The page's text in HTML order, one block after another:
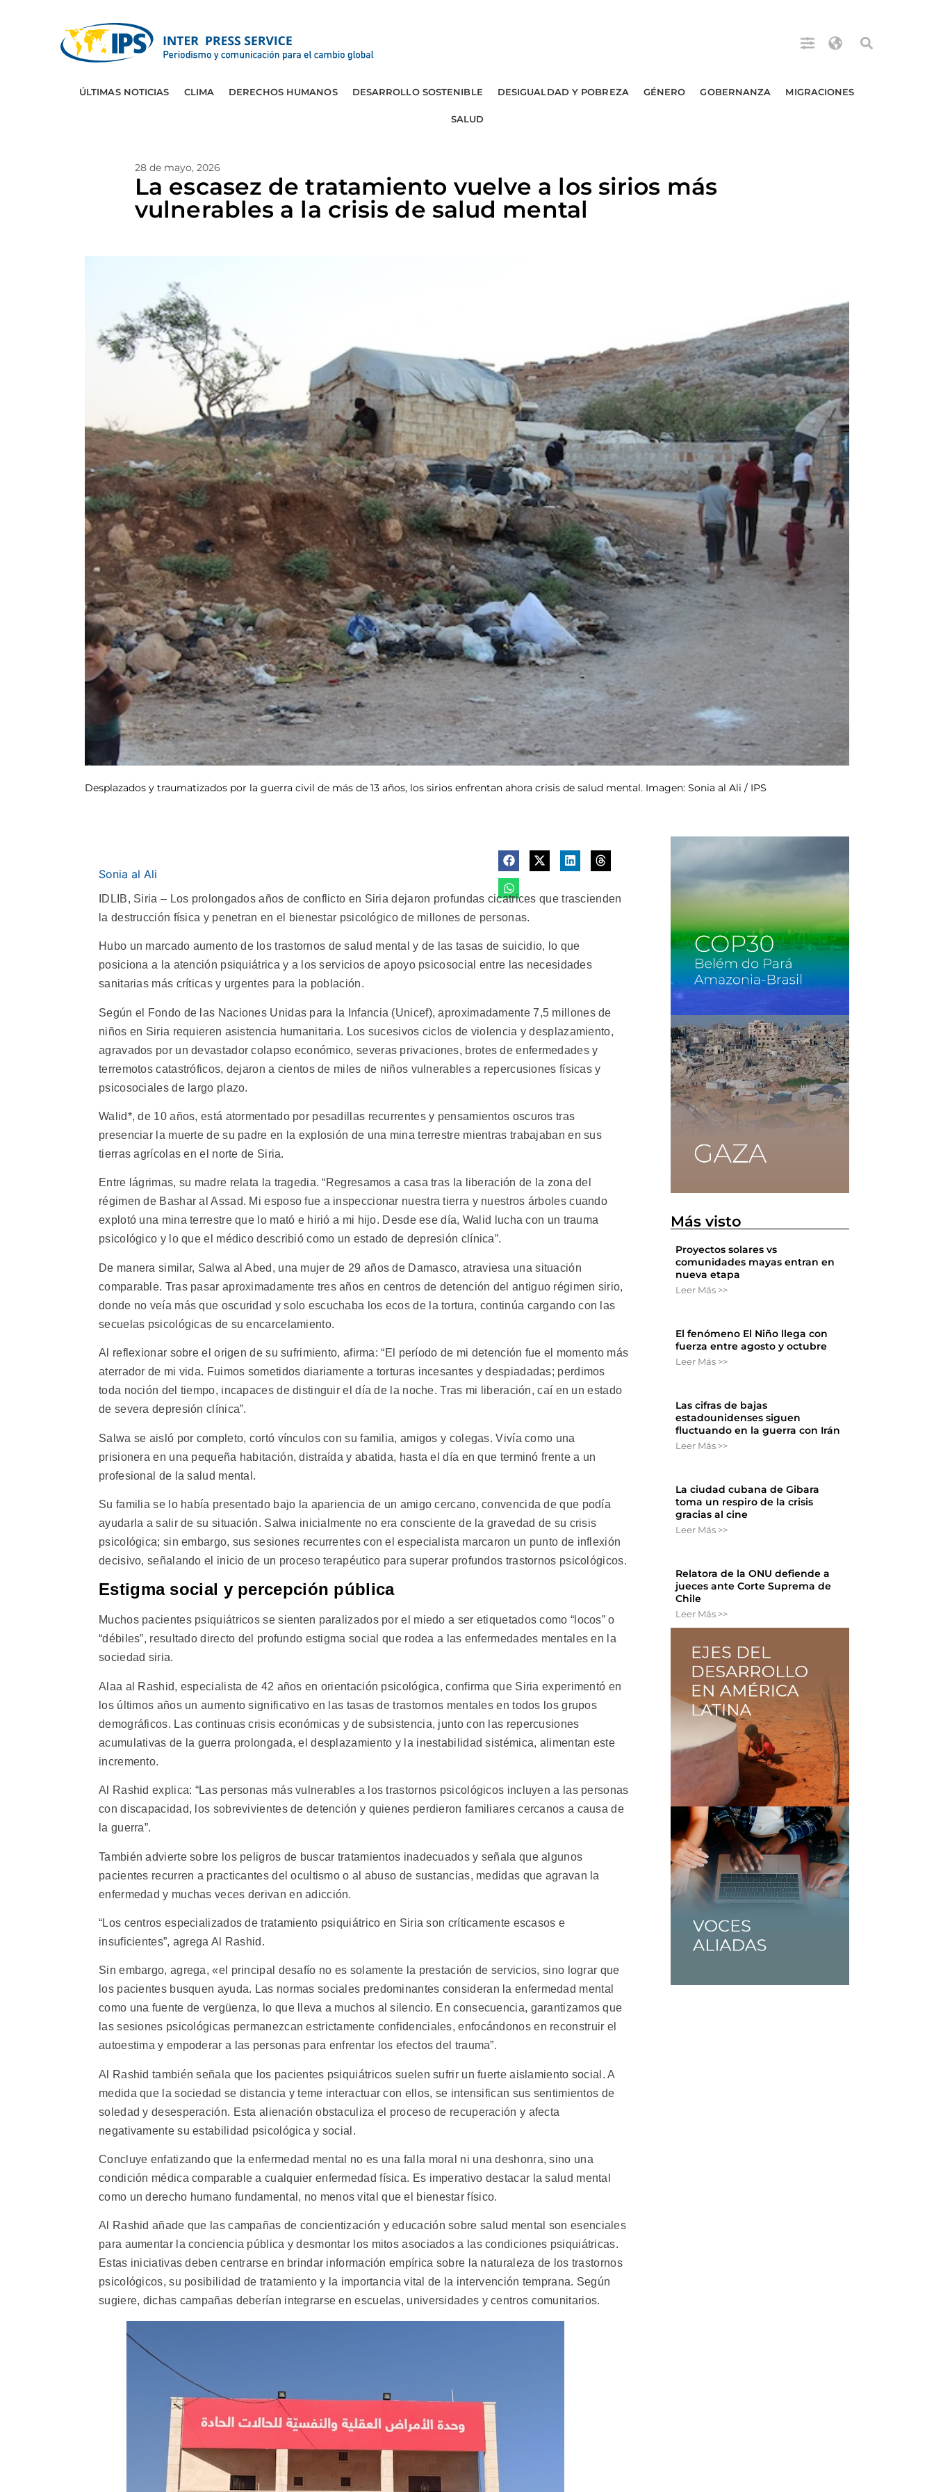
ÚLTIMAS NOTICIAS CLIMA DERECHOS HUMANOS DESARROLLO SOSTENIBLE DESIGUALDAD Y POBREZA GÉNERO GOBERNANZA MIGRACIONES
SALUD
28 de mayo, 2026
La escasez de tratamiento vuelve a los sirios más
vulnerables a la crisis de salud mental
Desplazados y traumatizados por la guerra civil de más de 13 años, los sirios enfrentan ahora crisis de salud mental. Imagen: Sonia al Ali / IPS
Sonia al Ali
IDLIB, Siria – Los prolongados años de conflicto en Siria dejaron profundas cicatrices que trascienden
la destrucción física y penetran en el bienestar psicológico de millones de personas.
Hubo un marcado aumento de los trastornos de salud mental y de las tasas de suicidio, lo que
posiciona a la atención psiquiátrica y a los servicios de apoyo psicosocial entre las necesidades
sanitarias más críticas y urgentes para la población.
Según el Fondo de las Naciones Unidas para la Infancia (Unicef), aproximadamente 7,5 millones de
niños en Siria requieren asistencia humanitaria. Los sucesivos ciclos de violencia y desplazamiento,
agravados por un devastador colapso económico, severas privaciones, brotes de enfermedades y
terremotos catastróficos, dejaron a cientos de miles de niños vulnerables a repercusiones físicas y
psicosociales de largo plazo.
Walid*, de 10 años, está atormentado por pesadillas recurrentes y pensamientos oscuros tras
presenciar la muerte de su padre en la explosión de una mina terrestre mientras trabajaban en sus
tierras agrícolas en el norte de Siria.
Entre lágrimas, su madre relata la tragedia. “Regresamos a casa tras la liberación de la zona del
régimen de Bashar al Assad. Mi esposo fue a inspeccionar nuestra tierra y nuestros árboles cuando
explotó una mina terrestre que lo mató e hirió a mi hijo. Desde ese día, Walid lucha con un trauma
psicológico y lo que el médico describió como un estado de depresión clínica”.
De manera similar, Salwa al Abed, una mujer de 29 años de Damasco, atraviesa una situación
comparable. Tras pasar aproximadamente tres años en centros de detención del antiguo régimen sirio,
donde no veía más que oscuridad y solo escuchaba los ecos de la tortura, continúa cargando con las
secuelas psicológicas de su encarcelamiento.
Al reflexionar sobre el origen de su sufrimiento, afirma: “El período de mi detención fue el momento más
aterrador de mi vida. Fuimos sometidos diariamente a torturas incesantes y despiadadas; perdimos
toda noción del tiempo, incapaces de distinguir el día de la noche. Tras mi liberación, caí en un estado
de severa depresión clínica”.
Salwa se aisló por completo, cortó vínculos con su familia, amigos y colegas. Vivía como una
prisionera en una pequeña habitación, distraída y abatida, hasta el día en que terminó frente a un
profesional de la salud mental.
Su familia se lo había presentado bajo la apariencia de un amigo cercano, convencida de que podía
ayudarla a salir de su situación. Salwa inicialmente no era consciente de la gravedad de su crisis
psicológica; sin embargo, sus sesiones recurrentes con el especialista marcaron un punto de inflexión
decisivo, señalando el inicio de un proceso terapéutico para superar profundos trastornos psicológicos.
Estigma social y percepción pública
Muchos pacientes psiquiátricos se sienten paralizados por el miedo a ser etiquetados como “locos” o
“débiles”, resultado directo del profundo estigma social que rodea a las enfermedades mentales en la
sociedad siria.
Alaa al Rashid, especialista de 42 años en orientación psicológica, confirma que Siria experimentó en
los últimos años un aumento significativo en las tasas de trastornos mentales en todos los grupos
demográficos. Las continuas crisis económicas y de subsistencia, junto con las repercusiones
acumulativas de la guerra prolongada, el desplazamiento y la inestabilidad sistémica, alimentan este
incremento.
Al Rashid explica: “Las personas más vulnerables a los trastornos psicológicos incluyen a las personas
con discapacidad, los sobrevivientes de detención y quienes perdieron familiares cercanos a causa de
la guerra”.
También advierte sobre los peligros de buscar tratamientos inadecuados y señala que algunos
pacientes recurren a practicantes del ocultismo o al abuso de sustancias, medidas que agravan la
enfermedad y muchas veces derivan en adicción.
“Los centros especializados de tratamiento psiquiátrico en Siria son críticamente escasos e
insuficientes”, agrega Al Rashid.
Sin embargo, agrega, «el principal desafío no es solamente la prestación de servicios, sino lograr que
los pacientes busquen ayuda. Las normas sociales predominantes consideran la enfermedad mental
como una fuente de vergüenza, lo que lleva a muchos al silencio. En consecuencia, garantizamos que
las sesiones psicológicas permanezcan estrictamente confidenciales, enfocándonos en reconstruir el
autoestima y empoderar a las personas para enfrentar los efectos del trauma”.
Al Rashid también señala que los pacientes psiquiátricos suelen sufrir un fuerte aislamiento social. A
medida que la sociedad se distancia y teme interactuar con ellos, se intensifican sus sentimientos de
soledad y desesperación. Esta alienación obstaculiza el proceso de recuperación y afecta
negativamente su estabilidad psicológica y social.
Concluye enfatizando que la enfermedad mental no es una falla moral ni una deshonra, sino una
condición médica comparable a cualquier enfermedad física. Es imperativo destacar la salud mental
como un derecho humano fundamental, no menos vital que el bienestar físico.
Al Rashid añade que las campañas de concientización y educación sobre salud mental son esenciales
para aumentar la conciencia pública y desmontar los mitos asociados a las condiciones psiquiátricas.
Estas iniciativas deben centrarse en brindar información empírica sobre la naturaleza de los trastornos
psicológicos, su posibilidad de tratamiento y la importancia vital de la intervención temprana. Según
sugiere, dichas campañas deberían integrarse en escuelas, universidades y centros comunitarios.
Más visto
Proyectos solares vs
comunidades mayas entran en
nueva etapa
Leer Más >>
El fenómeno El Niño llega con
fuerza entre agosto y octubre
Leer Más >>
Las cifras de bajas
estadounidenses siguen
fluctuando en la guerra con Irán
Leer Más >>
La ciudad cubana de Gibara
toma un respiro de la crisis
gracias al cine
Leer Más >>
Relatora de la ONU defiende a
jueces ante Corte Suprema de
Chile
Leer Más >>